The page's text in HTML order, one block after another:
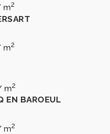
m2
m2
m2
EN BAROEUL
m2